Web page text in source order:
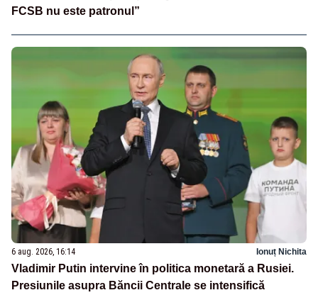
FCSB nu este patronul”
6 aug. 2026, 16:14 Ionuț Nichita
Vladimir Putin intervine în politica monetară a Rusiei.
Presiunile asupra Băncii Centrale se intensifică